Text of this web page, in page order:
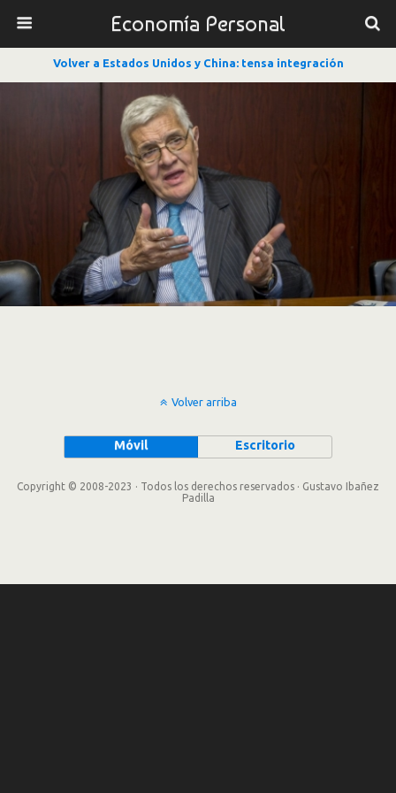
Economía Personal
Volver a Estados Unidos y China: tensa integración
Volver arriba
Móvil Escritorio
Copyright © 2008-2023 · Todos los derechos reservados · Gustavo Ibañez
Padilla